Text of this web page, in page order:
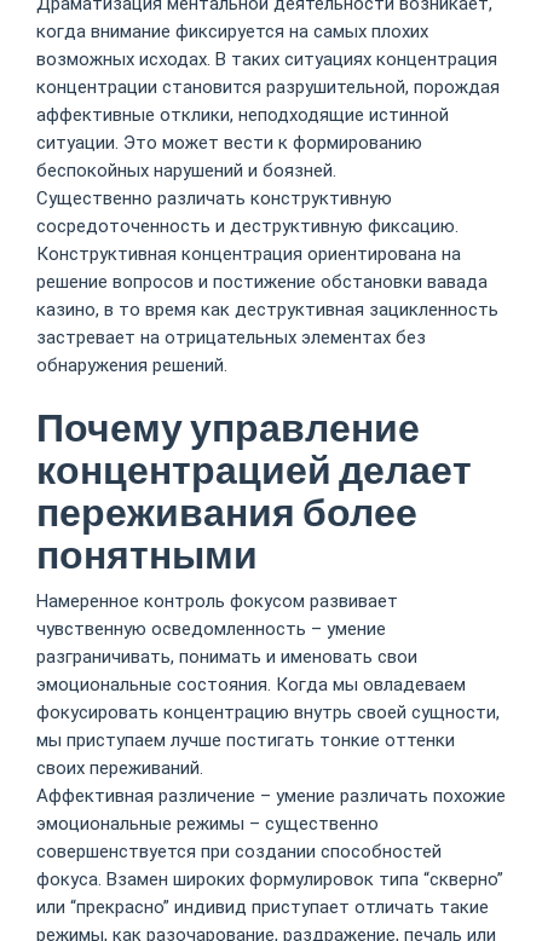
когда внимание фиксируется на самых плохих
возможных исходах. В таких ситуациях концентрация
концентрации становится разрушительной, порождая
аффективные отклики, неподходящие истинной
ситуации. Это может вести к формированию
беспокойных нарушений и боязней.
Существенно различать конструктивную
сосредоточенность и деструктивную фиксацию.
Конструктивная концентрация ориентирована на
решение вопросов и постижение обстановки вавада
казино, в то время как деструктивная зацикленность
застревает на отрицательных элементах без
обнаружения решений.
Почему управление
концентрацией делает
переживания более
понятными
Намеренное контроль фокусом развивает
чувственную осведомленность – умение
разграничивать, понимать и именовать свои
эмоциональные состояния. Когда мы овладеваем
фокусировать концентрацию внутрь своей сущности,
мы приступаем лучше постигать тонкие оттенки
своих переживаний.
Аффективная различение – умение различать похожие
эмоциональные режимы – существенно
совершенствуется при создании способностей
фокуса. Взамен широких формулировок типа “скверно”
или “прекрасно” индивид приступает отличать такие
режимы, как разочарование, раздражение, печаль или